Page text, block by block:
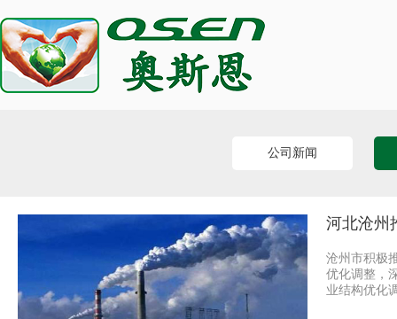
公司新闻
河北沧州
沧州市积极
优化调整，
业结构优化